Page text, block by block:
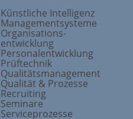
Künstliche Intelligenz
Managementsysteme
Organisations-
entwicklung
Personalentwicklung
Prüftechnik
Qualitätsmanagement
Qualität & Prozesse
Recruiting
Seminare
Serviceprozesse